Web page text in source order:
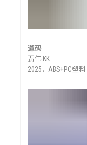
遛码
贾伟 KK
2025，ABS+PC塑